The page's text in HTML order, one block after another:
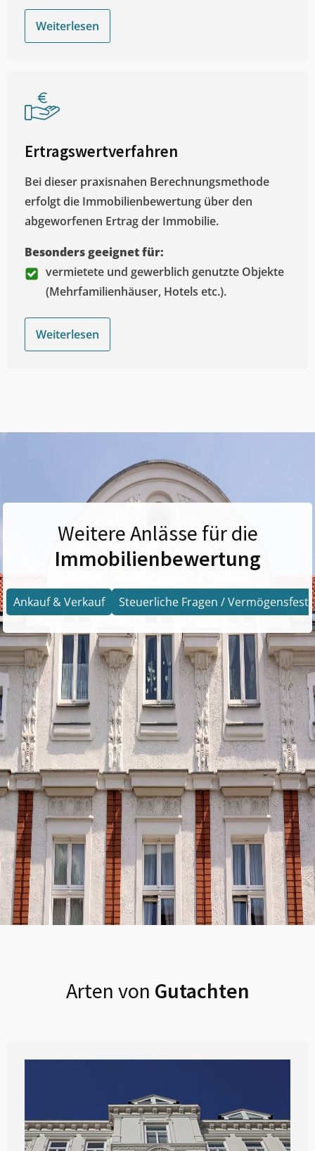
Weiterlesen
Ertragswertverfahren
Bei dieser praxisnahen Berechnungsmethode
erfolgt die Immobilienbewertung über den
abgeworfenen Ertrag der Immobilie.
Besonders geeignet für:
vermietete und gewerblich genutzte Objekte
(Mehrfamilienhäuser, Hotels etc.).
Weiterlesen
Weitere Anlässe für die
Immobilienbewertung
Ankauf & Verkauf Steuerliche Fragen /
Arten von Gutachten